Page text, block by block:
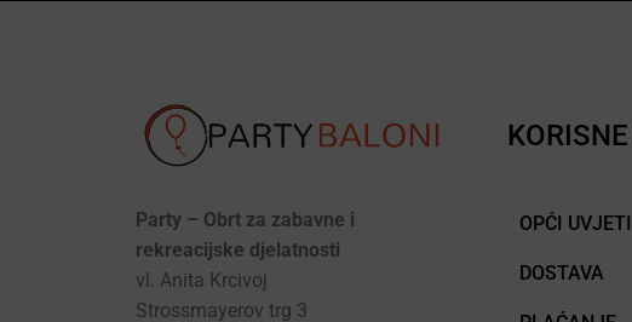
Party – Obrt za zabavne i
rekreacijske djelatnosti
vl. Anita Krcivoj
Strossmayerov trg 3
OPĆI UVJETI
DOSTAVA